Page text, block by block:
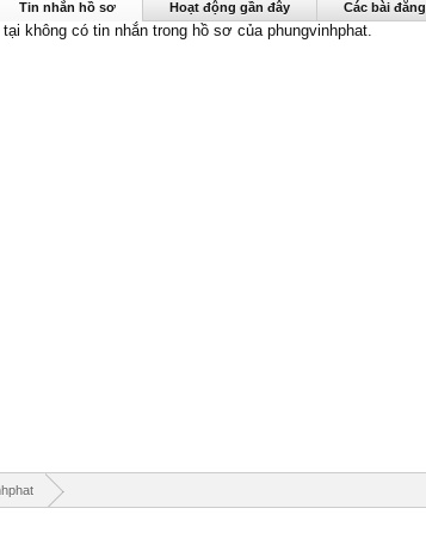
Tin nhắn hồ sơ Hoạt động gần đây Các bài đăng
tại không có tin nhắn trong hồ sơ của phungvinhphat.